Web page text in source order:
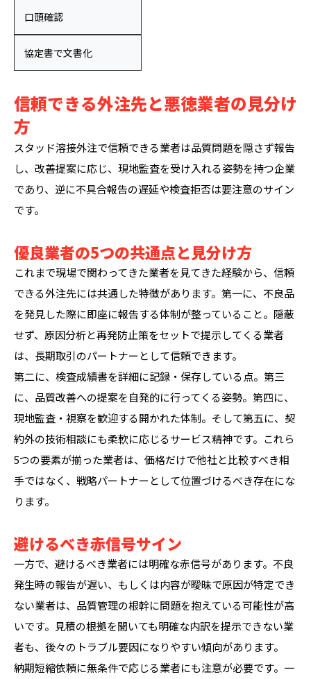
口頭確認
協定書で文書化
信頼できる外注先と悪徳業者の見分け
方
スタッド溶接外注で信頼できる業者は品質問題を隠さず報告
し、改善提案に応じ、現地監査を受け入れる姿勢を持つ企業
であり、逆に不具合報告の遅延や検査拒否は要注意のサイン
です。
優良業者の5つの共通点と見分け方
これまで現場で関わってきた業者を見てきた経験から、信頼
できる外注先には共通した特徴があります。第一に、不良品
を発見した際に即座に報告する体制が整っていること。隠蔽
せず、原因分析と再発防止策をセットで提示してくる業者
は、長期取引のパートナーとして信頼できます。
第二に、検査成績書を詳細に記録・保存している点。第三
に、品質改善への提案を自発的に行ってくる姿勢。第四に、
現地監査・視察を歓迎する開かれた体制。そして第五に、契
約外の技術相談にも柔軟に応じるサービス精神です。これら
5つの要素が揃った業者は、価格だけで他社と比較すべき相
手ではなく、戦略パートナーとして位置づけるべき存在にな
ります。
避けるべき赤信号サイン
一方で、避けるべき業者には明確な赤信号があります。不良
発生時の報告が遅い、もしくは内容が曖昧で原因が特定でき
ない業者は、品質管理の根幹に問題を抱えている可能性が高
いです。見積の根拠を聞いても明確な内訳を提示できない業
者も、後々のトラブル要因になりやすい傾向があります。
納期短縮依頼に無条件で応じる業者にも注意が必要です。一